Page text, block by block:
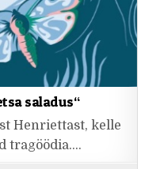
saladus“
Henriettast, kelle
tragöödia….